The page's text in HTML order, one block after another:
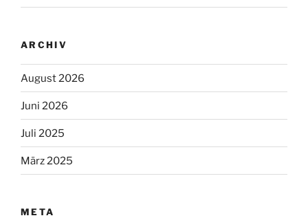
ARCHIV
August 2026
Juni 2026
Juli 2025
März 2025
META